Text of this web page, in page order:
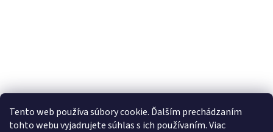
Tento web používa súbory cookie. Ďalším prechádzaním
tohto webu vyjadrujete súhlas s ich používaním. Viac